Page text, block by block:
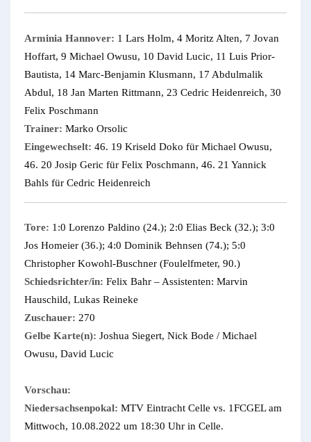
Arminia Hannover: 1 Lars Holm, 4 Moritz Alten, 7 Jovan
Hoffart, 9 Michael Owusu, 10 David Lucic, 11 Luis Prior-
Bautista, 14 Marc-Benjamin Klusmann, 17 Abdulmalik
Abdul, 18 Jan Marten Rittmann, 23 Cedric Heidenreich, 30
Felix Poschmann
Trainer: Marko Orsolic
Eingewechselt: 46. 19 Kriseld Doko für Michael Owusu,
46. 20 Josip Geric für Felix Poschmann, 46. 21 Yannick
Bahls für Cedric Heidenreich
Tore: 1:0 Lorenzo Paldino (24.); 2:0 Elias Beck (32.); 3:0
Jos Homeier (36.); 4:0 Dominik Behnsen (74.); 5:0
Christopher Kowohl-Buschner (Foulelfmeter, 90.)
Schiedsrichter/in: Felix Bahr – Assistenten: Marvin
Hauschild, Lukas Reineke
Zuschauer: 270
Gelbe Karte(n): Joshua Siegert, Nick Bode / Michael
Owusu, David Lucic
Vorschau:
Niedersachsenpokal: MTV Eintracht Celle vs. 1FCGEL am
Mittwoch, 10.08.2022 um 18:30 Uhr in Celle.